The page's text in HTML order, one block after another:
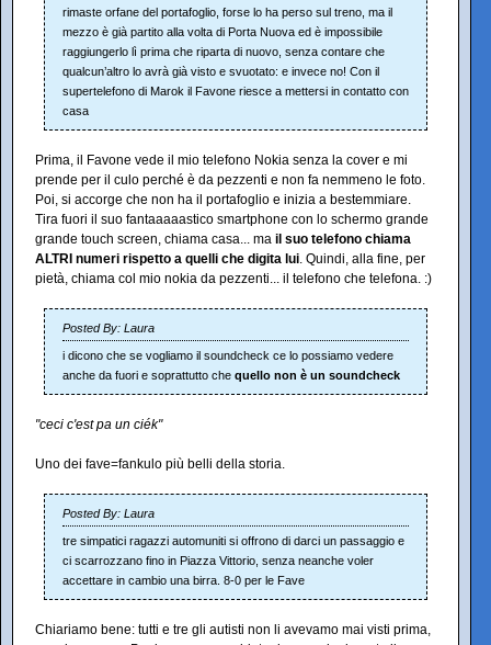
rimaste orfane del portafoglio, forse lo ha perso sul treno, ma il
mezzo è già partito alla volta di Porta Nuova ed è impossibile
raggiungerlo lì prima che riparta di nuovo, senza contare che
qualcun’altro lo avrà già visto e svuotato: e invece no! Con il
supertelefono di Marok il Favone riesce a mettersi in contatto con
casa
Prima, il Favone vede il mio telefono Nokia senza la cover e mi
prende per il culo perché è da pezzenti e non fa nemmeno le foto.
Poi, si accorge che non ha il portafoglio e inizia a bestemmiare.
Tira fuori il suo fantaaaaastico smartphone con lo schermo grande
grande touch screen, chiama casa... ma il suo telefono chiama
ALTRI numeri rispetto a quelli che digita lui. Quindi, alla fine, per
pietà, chiama col mio nokia da pezzenti... il telefono che telefona. :)
Posted By: Laura
i dicono che se vogliamo il soundcheck ce lo possiamo vedere
anche da fuori e soprattutto che quello non è un soundcheck
"ceci c'est pa un ciék"
Uno dei fave=fankulo più belli della storia.
Posted By: Laura
tre simpatici ragazzi automuniti si offrono di darci un passaggio e
ci scarrozzano fino in Piazza Vittorio, senza neanche voler
accettare in cambio una birra. 8-0 per le Fave
Chiariamo bene: tutti e tre gli autisti non li avevamo mai visti prima,